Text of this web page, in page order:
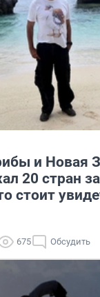
и Новая
20 стран
стоит
675 Обсудить